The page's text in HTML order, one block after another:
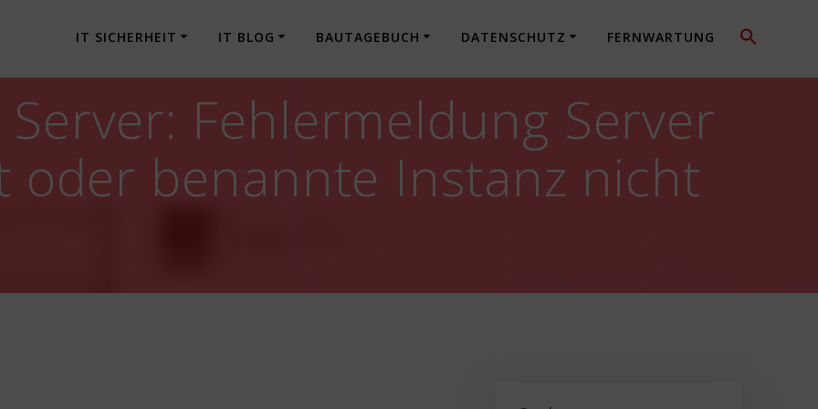
IT SICHERHEIT IT BLOG BAUTAGEBUCH DATENSCHUTZ FERNWARTUNG
Fehlermeldung Server
oder benannte Instanz nicht